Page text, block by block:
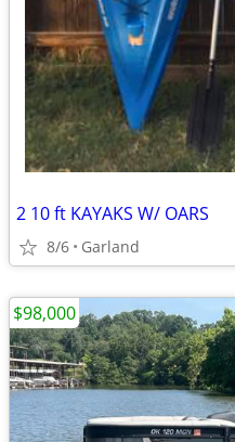
2 10 ft KAYAKS W/ OARS
8/6 Garland
$98,000